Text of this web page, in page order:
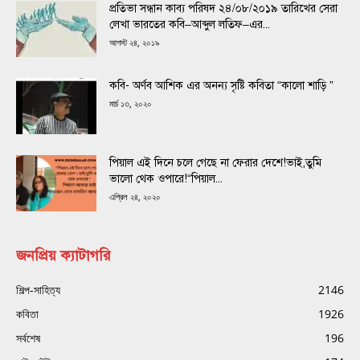
প্রতিভা সন্ধান কাব্য পরিষদ ২৪/০৮/২০১৯ তারিখের সেরা
লেখা ভারতের কবি–আব্দুল লতিফ–এর...
আগস্ট ২৪, ২০১৯
কবি- অর্ণব আশিক এর অনন্য সৃষ্টি কবিতা “কালো শাড়ি ”
মার্চ ১৩, ২০২০
পিয়াল এই দিনে চলে গেছে না ফেরার দেশে!ভাই,তুমি
ভালো থেক ওপারে!“পিয়াল...
এপ্রিল ২৪, ২০২০
জনপ্রিয় ক্যাটাগরি
শিল্প-সাহিত্য
2146
কবিতা
1926
সর্বশেষ
196